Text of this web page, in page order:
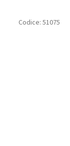
Codice: 51075